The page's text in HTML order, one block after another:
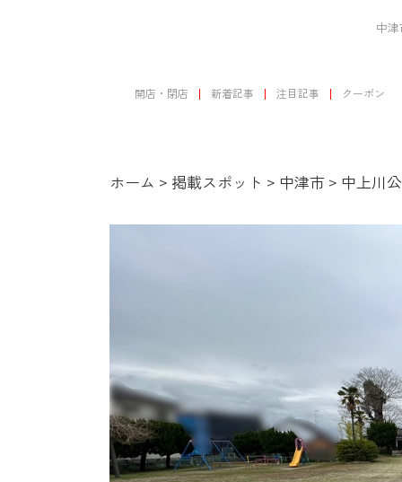
中
開店・閉店 新着記事 注目記事 クーポン
ホーム > 掲載スポット > 中津市 > 中上川